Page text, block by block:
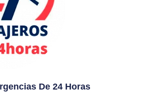
De 24 Horas